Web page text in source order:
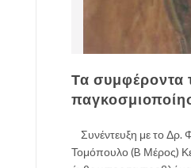
Τα συμφέροντα
Συνέντευξη με το Δρ.
Τομόπουλο (B Μέρος)